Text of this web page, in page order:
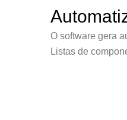
O software gera
Listas de